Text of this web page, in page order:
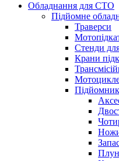
Обладнання для СТО
Підйомне
Траверси
Стенди
Крани